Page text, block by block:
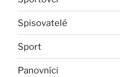
Spisovatelé
Sport
Panovníci